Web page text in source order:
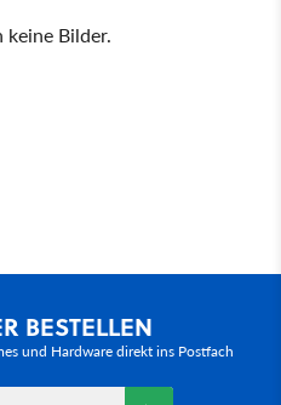
keine Bilder.
BESTELLEN
und Hardware direkt ins Postfach